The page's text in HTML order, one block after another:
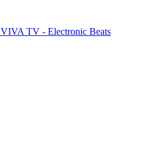
TV - Electronic Beats